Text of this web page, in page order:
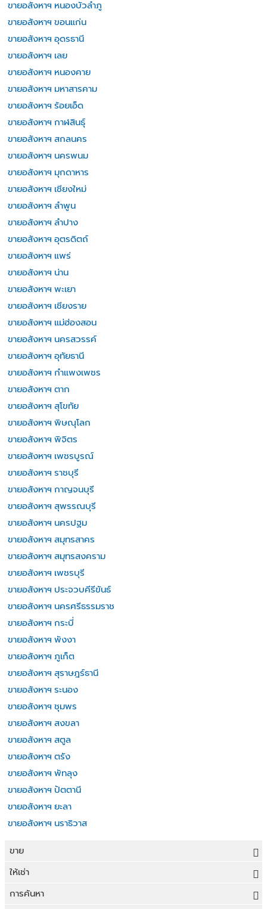
ขายอสังหาฯ หนองบัวลำภู
ขายอสังหาฯ ขอนแก่น
ขายอสังหาฯ อุดรธานี
ขายอสังหาฯ เลย
ขายอสังหาฯ หนองคาย
ขายอสังหาฯ มหาสารคาม
ขายอสังหาฯ ร้อยเอ็ด
ขายอสังหาฯ กาฬสินธุ์
ขายอสังหาฯ สกลนคร
ขายอสังหาฯ นครพนม
ขายอสังหาฯ มุกดาหาร
ขายอสังหาฯ เชียงใหม่
ขายอสังหาฯ ลำพูน
ขายอสังหาฯ ลำปาง
ขายอสังหาฯ อุตรดิตถ์
ขายอสังหาฯ แพร่
ขายอสังหาฯ น่าน
ขายอสังหาฯ พะเยา
ขายอสังหาฯ เชียงราย
ขายอสังหาฯ แม่ฮ่องสอน
ขายอสังหาฯ นครสวรรค์
ขายอสังหาฯ อุทัยธานี
ขายอสังหาฯ กำแพงเพชร
ขายอสังหาฯ ตาก
ขายอสังหาฯ สุโขทัย
ขายอสังหาฯ พิษณุโลก
ขายอสังหาฯ พิจิตร
ขายอสังหาฯ เพชรบูรณ์
ขายอสังหาฯ ราชบุรี
ขายอสังหาฯ กาญจนบุรี
ขายอสังหาฯ สุพรรณบุรี
ขายอสังหาฯ นครปฐม
ขายอสังหาฯ สมุทรสาคร
ขายอสังหาฯ สมุทรสงคราม
ขายอสังหาฯ เพชรบุรี
ขายอสังหาฯ ประจวบคีรีขันธ์
ขายอสังหาฯ นครศรีธรรมราช
ขายอสังหาฯ กระบี่
ขายอสังหาฯ พังงา
ขายอสังหาฯ ภูเก็ต
ขายอสังหาฯ สุราษฎร์ธานี
ขายอสังหาฯ ระนอง
ขายอสังหาฯ ชุมพร
ขายอสังหาฯ สงขลา
ขายอสังหาฯ สตูล
ขายอสังหาฯ ตรัง
ขายอสังหาฯ พัทลุง
ขายอสังหาฯ ปัตตานี
ขายอสังหาฯ ยะลา
ขายอสังหาฯ นราธิวาส
ขาย
ขายที่ดิน
ขายบ้าน
ให้เช่า
ให้เช่าที่ดิน
การค้นหา